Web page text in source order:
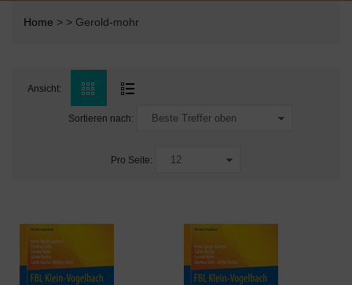
Home > > Gerold-mohr
Ansicht:
Sortieren nach:
Pro Seite: